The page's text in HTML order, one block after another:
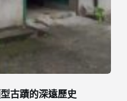
古蹟的深遠歷史